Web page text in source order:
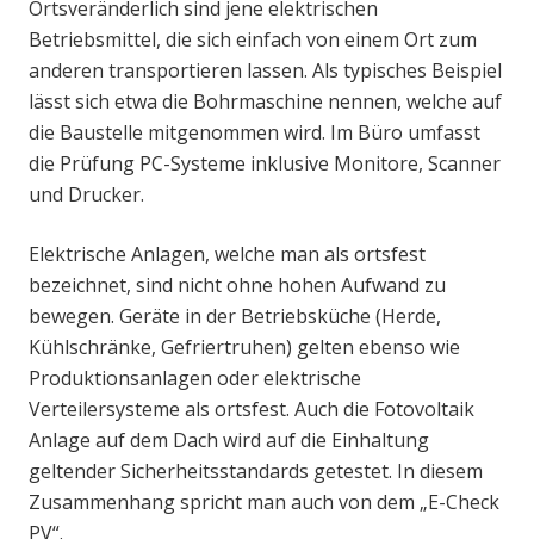
Ortsveränderlich sind jene elektrischen
Betriebsmittel, die sich einfach von einem Ort zum
anderen transportieren lassen. Als typisches Beispiel
lässt sich etwa die Bohrmaschine nennen, welche auf
die Baustelle mitgenommen wird. Im Büro umfasst
die Prüfung PC-Systeme inklusive Monitore, Scanner
und Drucker.
Elektrische Anlagen, welche man als ortsfest
bezeichnet, sind nicht ohne hohen Aufwand zu
bewegen. Geräte in der Betriebsküche (Herde,
Kühlschränke, Gefriertruhen) gelten ebenso wie
Produktionsanlagen oder elektrische
Verteilersysteme als ortsfest. Auch die Fotovoltaik
Anlage auf dem Dach wird auf die Einhaltung
geltender Sicherheitsstandards getestet. In diesem
Zusammenhang spricht man auch von dem „E-Check
PV“.